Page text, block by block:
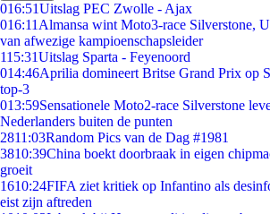
016:51Uitslag PEC Zwolle - Ajax
016:11 Almansa wint Moto3-race Silverstone,
van afwezige kampioenschapsleider
115:31Uitslag Sparta - Feyenoord
014:46Aprilia domineert Britse Grand Prix op
top-3
013:59Sensationele Moto2-race Silverstone
Nederlanders buiten de punten
2811:03Random Pics van de Dag #1981
3810:39China boekt doorbraak in eigen
groeit
1610:24FIFA ziet kritiek op Infantino als
eist zijn aftreden